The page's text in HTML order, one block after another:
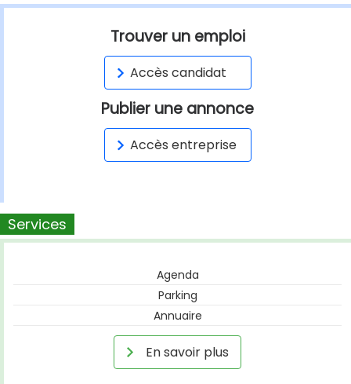
Trouver un emploi
Accès candidat
Publier une annonce
Accès entreprise
Services
Agenda
Parking
Annuaire
En savoir plus